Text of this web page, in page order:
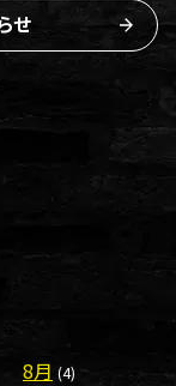
せ
8月 (4)